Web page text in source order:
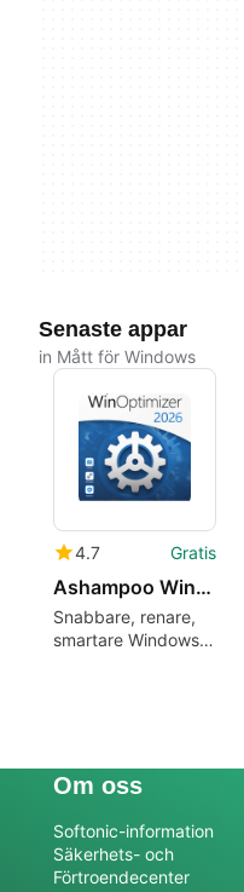
Senaste appar
in Mått för Windows
4.7 Gratis
Ashampoo WinOptimizer 2026
Snabbare, renare,
smartare Windows-
Om oss
Softonic-information
Säkerhets- och
Förtroendecenter